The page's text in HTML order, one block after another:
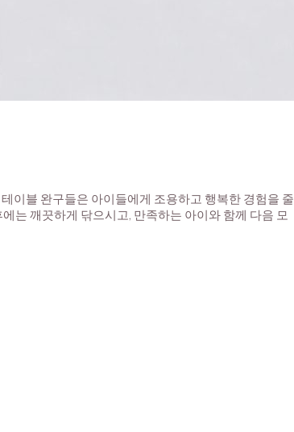
이블 완구들은 아이들에게 조용하고 행복한 경험을 줄
는 깨끗하게 닦으시고, 만족하는 아이와 함께 다음 모